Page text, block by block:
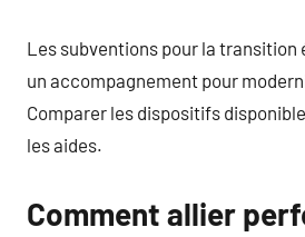
Les subventions pour la
un accompagnement pour
Comparer les dispositifs
les aides.
Comment allier